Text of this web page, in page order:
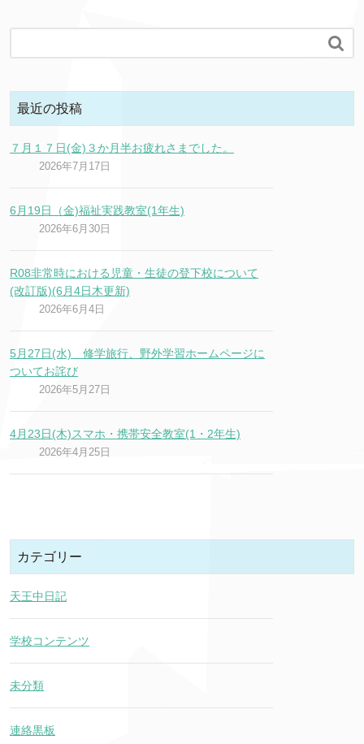

最近の投稿
７月１７日(金)３か月半お疲れさまでした。
2026年7月17日
6月19日（金)福祉実践教室(1年生)
2026年6月30日
R08非常時における児童・生徒の登下校について
(改訂版)(6月4日木更新)
2026年6月4日
5月27日(水) 修学旅行、野外学習ホームページに
ついてお詫び
2026年5月27日
4月23日(木)スマホ・携帯安全教室(1・2年生)
2026年4月25日
カテゴリー
天王中日記
学校コンテンツ
未分類
連絡黒板